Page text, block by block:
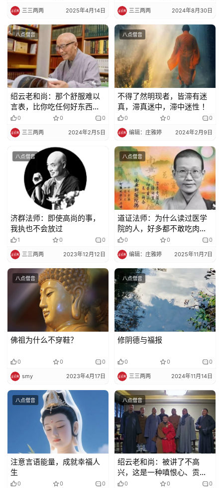
责
声
明
三三两两 2025年4月14日 三三两两 2024年8月30日
八点僧音
绍云老和尚：那个舒服难以
言表，比你吃任何好东西还
要好
0 0 0
三三两两 2024年2月5日
八点僧音
不得了然明现者，皆滞有迷
真，滞真迷中，滞中迷性 ！
0 0 0
编辑：庄雅婷 2024年2月9日
八点僧音
济群法师：即使高尚的事，
我执也不会放过
1 0 0
三三两两 2023年12月12日
八点僧音
道证法师：为什么读过医学
院的人，好多都不敢吃肉
了？
0 0 0
编辑：庄雅婷 2025年11月7日
八点僧音
佛祖为什么不穿鞋？
0 0 0
smy 2023年4月17日
八点僧音
修阴德与福报
0 0 0
三三两两 2024年11月14日
八点僧音
注意言语能量，成就幸福人
生
0 0 0
八点僧音
绍云老和尚：被讲了不高
兴，这是一种嗔恨心、贡高
我慢的心
0 0 0